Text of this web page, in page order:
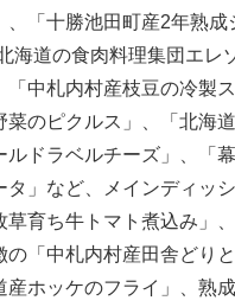
、「十勝池田町産2年熟成
海道の食肉料理集団エレ
「中札内村産枝豆の冷製
菜のピクルス」、「北海
ルドラベルチーズ」、「
タ」など、メインディッ
草育ち牛トマト煮込み」
の「中札内村産田舎どり
産ホッケのフライ」、熟